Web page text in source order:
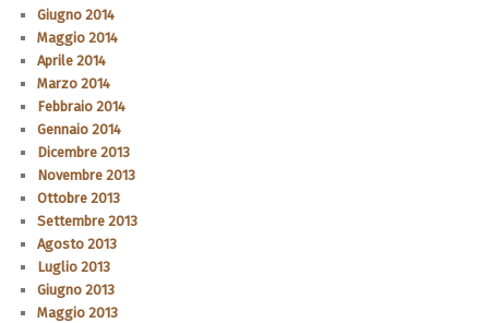
Giugno 2014
Maggio 2014
Aprile 2014
Marzo 2014
Febbraio 2014
Gennaio 2014
Dicembre 2013
Novembre 2013
Ottobre 2013
Settembre 2013
Agosto 2013
Luglio 2013
Giugno 2013
Maggio 2013